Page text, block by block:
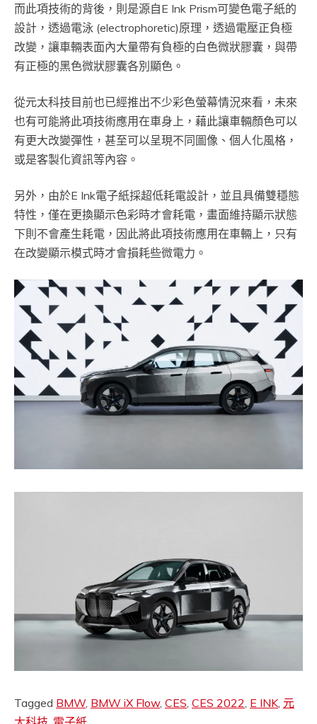
而此項技術的背後，則是源自E Ink Prism可變色電子紙的
設計，透過電泳 (electrophoretic)原理，透過電壓正負極
改變，讓車輛表面內大量帶有負極的白色微狀膠囊，與帶
有正極的黑色微狀膠囊各別顯色。
從元太科技目前也已經推出不少彩色螢幕情況來看，未來
也有可能將此項技術應用在車身上，藉此讓車輛顏色可以
有更大改變彈性，甚至可以呈現不同圖像、個人化風格，
或是客製化資訊等內容。
另外，由於E Ink電子紙採超低耗電設計，並且具備雙穩態
特性，僅在更換顯示色彩時才會耗電，畫面維持顯示狀態
下則不會產生耗電，因此將此項技術應用在車輛上，只有
在改變顯示模式時才會損耗些微電力。
Tagged BMW BMW iX Flow, CES CES 2022 E INK 元